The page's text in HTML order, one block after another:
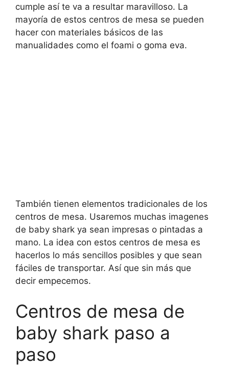
cumple así te va a resultar maravilloso. La
mayoría de estos centros de mesa se pueden
hacer con materiales básicos de las
manualidades como el foami o goma eva.
También tienen elementos tradicionales de los
centros de mesa. Usaremos muchas imagenes
de baby shark ya sean impresas o pintadas a
mano. La idea con estos centros de mesa es
hacerlos lo más sencillos posibles y que sean
fáciles de transportar. Así que sin más que
decir empecemos.
Centros de mesa de
baby shark paso a
paso